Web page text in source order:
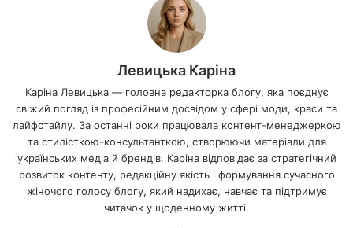
Левицька Каріна
Каріна Левицька — головна редакторка блогу, яка поєднує
свіжий погляд із професійним досвідом у сфері моди, краси та
лайфстайлу. За останні роки працювала контент-менеджеркою
та стилісткою-консультанткою, створюючи матеріали для
українських медіа й брендів. Каріна відповідає за стратегічний
розвиток контенту, редакційну якість і формування сучасного
жіночого голосу блогу, який надихає, навчає та підтримує
читачок у щоденному житті.